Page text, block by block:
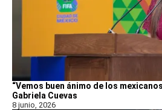
“Vemos buen ánimo de los
Gabriela Cuevas
8 junio, 2026